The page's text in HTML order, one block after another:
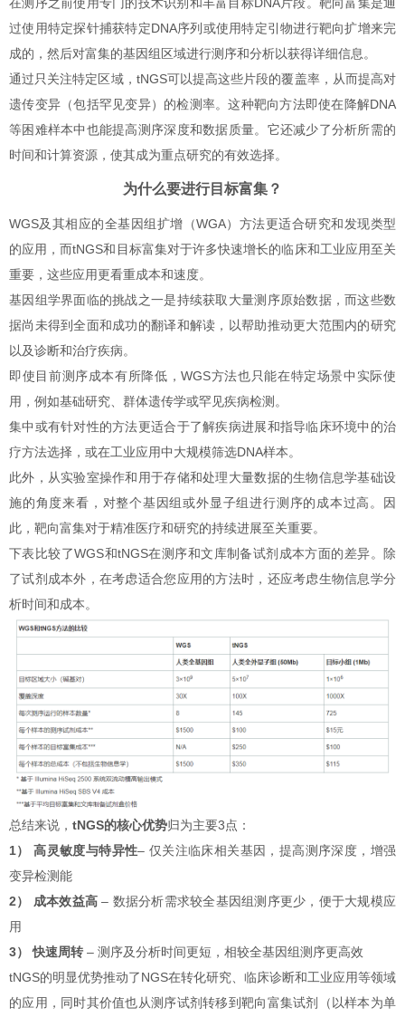
过使用特定探针捕获特定DNA序列或使用特定引物进行靶向扩增来完
成的，然后对富集的基因组区域进行测序和分析以获得详细信息。
通过只关注特定区域，tNGS可以提高这些片段的覆盖率，从而提高对
遗传变异（包括罕见变异）的检测率。这种靶向方法即使在降解DNA
等困难样本中也能提高测序深度和数据质量。它还减少了分析所需的
时间和计算资源，使其成为重点研究的有效选择。
为什么要进行目标富集？
WGS及其相应的全基因组扩增（WGA）方法更适合研究和发现类型
的应用，而tNGS和目标富集对于许多快速增长的临床和工业应用至关
重要，这些应用更看重成本和速度。
基因组学界面临的挑战之一是持续获取大量测序原始数据，而这些数
据尚未得到全面和成功的翻译和解读，以帮助推动更大范围内的研究
以及诊断和治疗疾病。
即使目前测序成本有所降低，WGS方法也只能在特定场景中实际使
用，例如基础研究、群体遗传学或罕见疾病检测。
集中或有针对性的方法更适合于了解疾病进展和指导临床环境中的治
疗方法选择，或在工业应用中大规模筛选DNA样本。
此外，从实验室操作和用于存储和处理大量数据的生物信息学基础设
施的角度来看，对整个基因组或外显子组进行测序的成本过高。因
此，靶向富集对于精准医疗和研究的持续进展至关重要。
下表比较了WGS和tNGS在测序和文库制备试剂成本方面的差异。除
了试剂成本外，在考虑适合您应用的方法时，还应考虑生物信息学分
析时间和成本。
总结来说， tNGS的核心优势归为主要3点：
1） 高灵敏度与特异性– 仅关注临床相关基因，提高测序深度，增强
变异检测能
2） 成本效益高 – 数据分析需求较全基因组测序更少，便于大规模应
用
3） 快速周转 – 测序及分析时间更短，相较全基因组测序更高效
tNGS的明显优势推动了NGS在转化研究、临床诊断和工业应用等领域
的应用，同时其价值也从测序试剂转移到靶向富集试剂（以样本为单